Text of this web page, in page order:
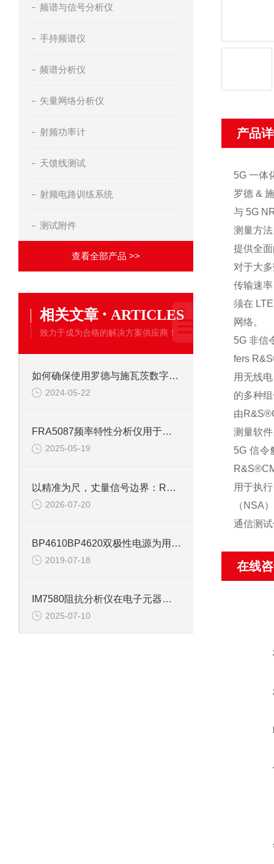
频谱与信号分析仪
手持频谱仪
频谱分析仪
矢量网络分析仪
射频功率计
天馈线测试
射频电路训练系统
测试附件
查看全部产品 >>
相关文章 · ARTICLES
致力于成为合格的解决方案供应商！
如何确保使用罗德与施瓦茨数字示波器的安全性？
2024-05-22
FRA5087频率特性分析仪用于测定被测对象的频率响应特性
2025-05-19
以精准为尺，丈量信号边界：R&S FSH4手持频谱仪的核心应用价值
2026-07-20
BP4610BP4620双极性电源为用户节省了宝贵的测试时间
2019-07-18
IM7580阻抗分析仪在电子元器件测试中的典型应用
2025-07-10
产品
5G 一体
罗德 & 施
与 5G N
测量方法
提供全
对于大
传输速率
须在 L
网络。
5G 非信
fers R&S
用 无线
的多种
由R&S®
测量软
5G 信令
R&S®C
用于执行
（ N SA）
通信测
在线